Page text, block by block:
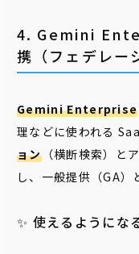
4. Gemini
携（フェデレー
Gemini Enterprise
理などに使われる
ョン（横断検索）と
し、一般提供（GA）
✨ 使えるようにな